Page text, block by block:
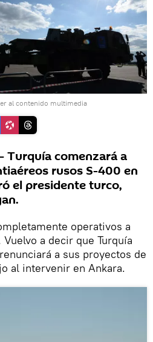
al contenido multimedia
Turquía comenzará a
rusos S-400 en
el presidente turco,
operativos a
a decir que Turquía
a sus proyectos de
al intervenir en Ankara.